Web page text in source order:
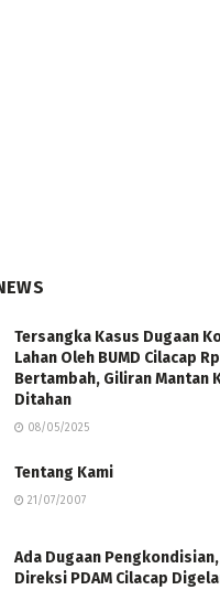
Tersangka Kasus Dugaan
Lahan Oleh BUMD Cilacap
Bertambah, Giliran Mantan
Ditahan
08/05/2025
Tentang Kami
21/07/2007
Ada Dugaan
Direksi PDAM Cilacap